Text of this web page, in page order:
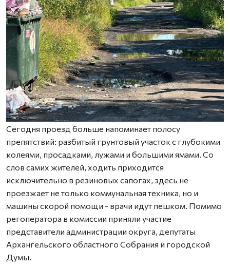
Сегодня проезд больше напоминает полосу
препятствий: разбитый грунтовый участок с глубокими
колеями, просадками, лужами и большими ямами. Со
слов самих жителей, ходить приходится
исключительно в резиновых сапогах, здесь не
проезжает не только коммунальная техника, но и
машины скорой помощи - врачи идут пешком. Помимо
регоператора в комиссии приняли участие
представители администрации округа, депутаты
Архангельского областного Собрания и городской
Думы.